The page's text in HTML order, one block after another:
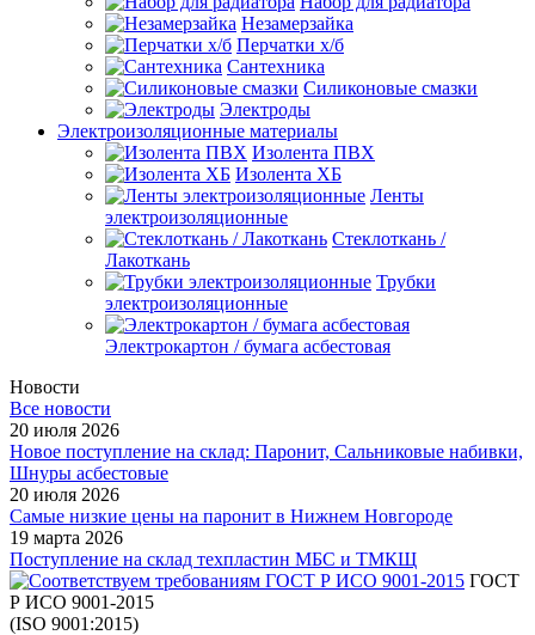
Незамерзайка
Перчатки х/б
Сантехника
Силиконовые смазки
Электроды
Электроизоляционные материалы
Изолента ПВХ
Изолента ХБ
Ленты
электроизоляционные
Стеклоткань /
Лакоткань
Трубки
электроизоляционные
Электрокартон / бумага асбестовая
Новости
Все новости
20 июля 2026
Новое поступление на склад: Паронит, Сальниковые набивки,
Шнуры асбестовые
20 июля 2026
Самые низкие цены на паронит в Нижнем Новгороде
19 марта 2026
Поступление на склад техпластин МБС и ТМКЩ
ГОСТ
Р ИСО 9001-2015
(ISO 9001:2015)